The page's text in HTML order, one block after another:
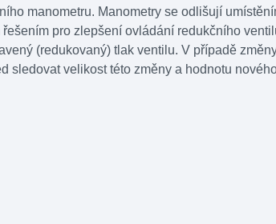
manometru. Manometry se odlišují
pro zlepšení ovládání redukčního
(redukovaný) tlak ventilu. V případě
sledovat velikost této změny a hodnotu